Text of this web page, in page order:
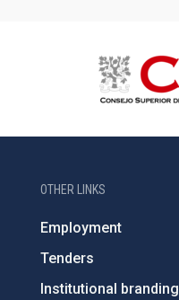
OTHER LINKS
Employment
Tenders
Institutional branding